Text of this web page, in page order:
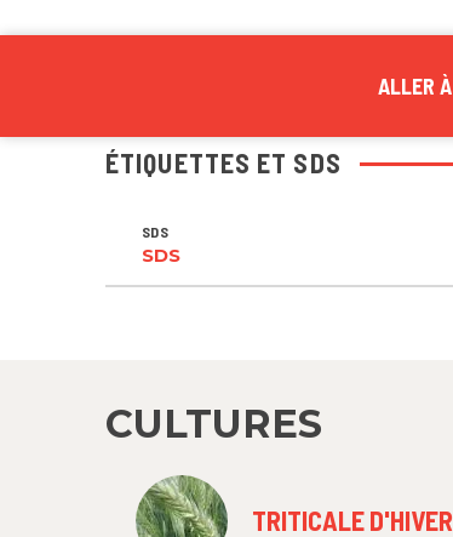
ALLER À
ÉTIQUETTES ET SDS
SDS
SDS
CULTURES
TRITICALE D'HIVER